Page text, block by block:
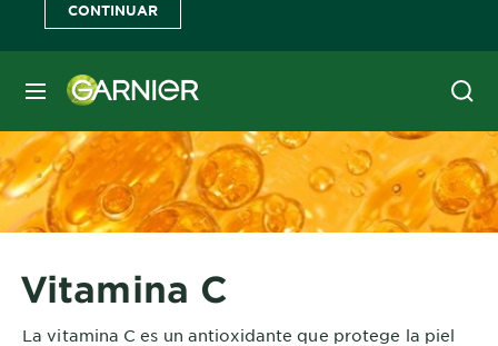
CONTINUAR
MENÚ
Vitamina C
La vitamina C es un antioxidante que protege la piel